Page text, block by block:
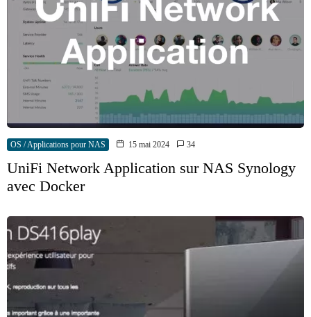
OS / Applications pour NAS 15 mai 2024 34
UniFi Network Application sur NAS Synology
avec Docker